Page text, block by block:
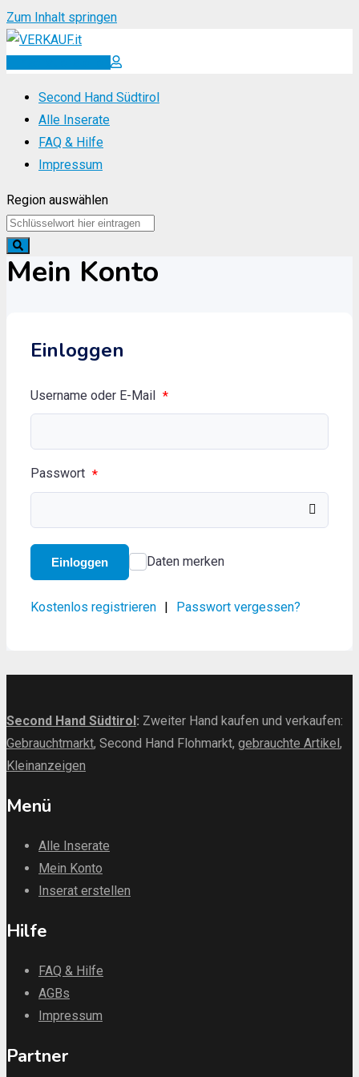
Zum Inhalt springen
Inserat erstellen
Second Hand Südtirol
Alle Inserate
FAQ & Hilfe
Impressum
Region auswählen
Mein Konto
Einloggen
Username oder E-Mail *
Passwort *
Einloggen Daten merken
Kostenlos registrieren | Passwort vergessen?
Second Hand Südtirol: Zweiter Hand kaufen und verkaufen:
Gebrauchtmarkt, Second Hand Flohmarkt, gebrauchte Artikel,
Kleinanzeigen
Menü
Alle Inserate
Mein Konto
Inserat erstellen
Hilfe
FAQ & Hilfe
AGBs
Impressum
Partner